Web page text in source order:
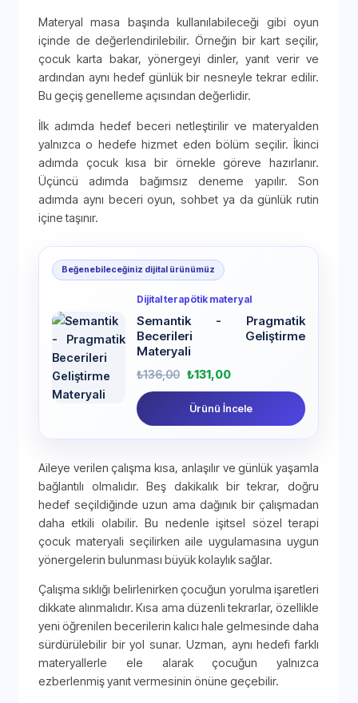
Materyal masa başında kullanılabileceği gibi oyun
içinde de değerlendirilebilir. Örneğin bir kart seçilir,
çocuk karta bakar, yönergeyi dinler, yanıt verir ve
ardından aynı hedef günlük bir nesneyle tekrar edilir.
Bu geçiş genelleme açısından değerlidir.
İlk adımda hedef beceri netleştirilir ve materyalden
yalnızca o hedefe hizmet eden bölüm seçilir. İkinci
adımda çocuk kısa bir örnekle göreve hazırlanır.
Üçüncü adımda bağımsız deneme yapılır. Son
adımda aynı beceri oyun, sohbet ya da günlük rutin
içine taşınır.
Beğenebileceğiniz dijital ürünümüz
Dijital terapötik materyal
Semantik - Pragmatik
Becerileri Geliştirme
Materyali
₺136,00 ₺131,00
Ürünü İncele
Aileye verilen çalışma kısa, anlaşılır ve günlük yaşamla
bağlantılı olmalıdır. Beş dakikalık bir tekrar, doğru
hedef seçildiğinde uzun ama dağınık bir çalışmadan
daha etkili olabilir. Bu nedenle işitsel sözel terapi
çocuk materyali seçilirken aile uygulamasına uygun
yönergelerin bulunması büyük kolaylık sağlar.
Çalışma sıklığı belirlenirken çocuğun yorulma işaretleri
dikkate alınmalıdır. Kısa ama düzenli tekrarlar, özellikle
yeni öğrenilen becerilerin kalıcı hale gelmesinde daha
sürdürülebilir bir yol sunar. Uzman, aynı hedefi farklı
materyallerle ele alarak çocuğun yalnızca
ezberlenmiş yanıt vermesinin önüne geçebilir.